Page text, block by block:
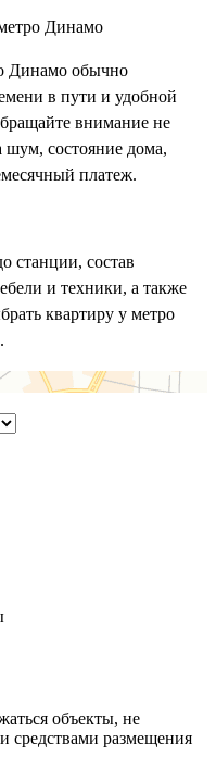
Динамо
Динамо обычно
в пути и удобной
внимание не
шум, состояние дома,
платеж.
станции, состав
и техники, а также
квартиру у метро
объекты, не
средствами размещения